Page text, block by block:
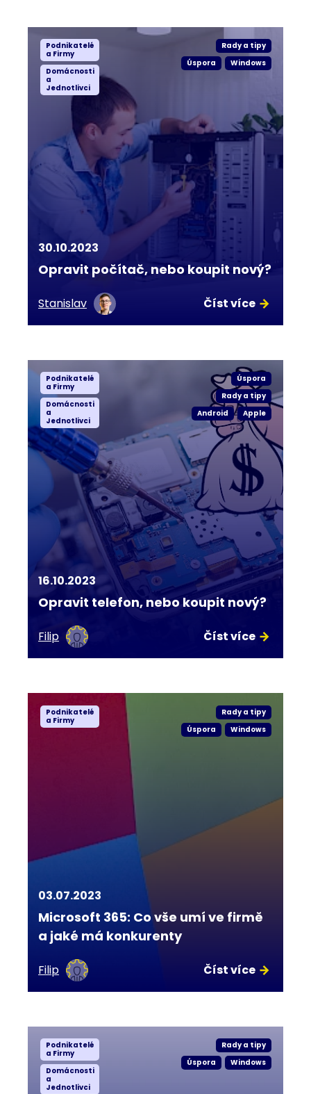
Podnikatelé
a Firmy
Domácnosti
a
Jednotlivci
Rady a tipy
Úspora
Windows
30.10.2023
Opravit počítač, nebo koupit nový?
Stanislav Číst více
Podnikatelé
a Firmy
Domácnosti
a
Jednotlivci
Úspora
Rady a tipy
Android
Apple
16.10.2023
Opravit telefon, nebo koupit nový?
Filip Číst více
Podnikatelé
a Firmy
Rady a tipy
Úspora
Windows
03.07.2023
Microsoft 365: Co vše umí ve firmě
a jaké má konkurenty
Filip Číst více
Podnikatelé
a Firmy
Domácnosti
a
Jednotlivci
Rady a tipy
Úspora
Windows